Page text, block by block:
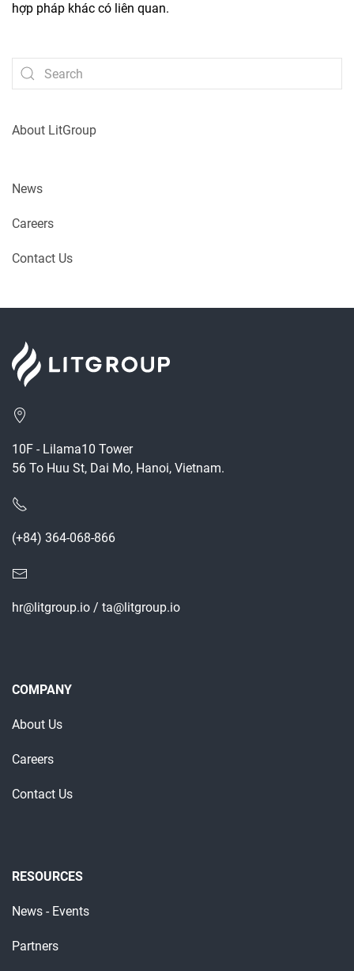
hợp pháp khác có liên quan.
About LitGroup
News
Careers
Contact Us
10F - Lilama10 Tower
56 To Huu St, Dai Mo, Hanoi, Vietnam.
(+84) 364-068-866
hr@litgroup.io / ta@litgroup.io
COMPANY
About Us
Careers
Contact Us
RESOURCES
News - Events
Partners